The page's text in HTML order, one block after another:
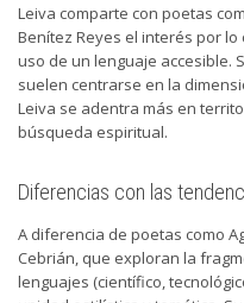
Leiva comparte con poetas
Benítez Reyes el interés por
uso de un lenguaje accesible.
suelen centrarse en la
Leiva se adentra más en
búsqueda espiritual.
Diferencias con las
A diferencia de poetas como
Cebrián, que exploran la
lenguajes (científico,